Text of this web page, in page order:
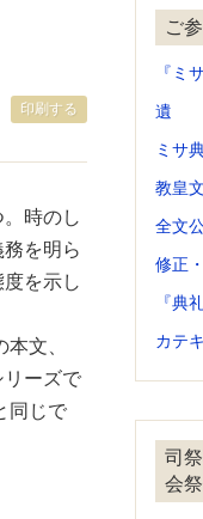
印刷する
時のし
を明ら
を示し
文、
リーズで
同じで
ご
『ミ
遺
ミサ
教皇
全文
修正
『典
カテ
司
会